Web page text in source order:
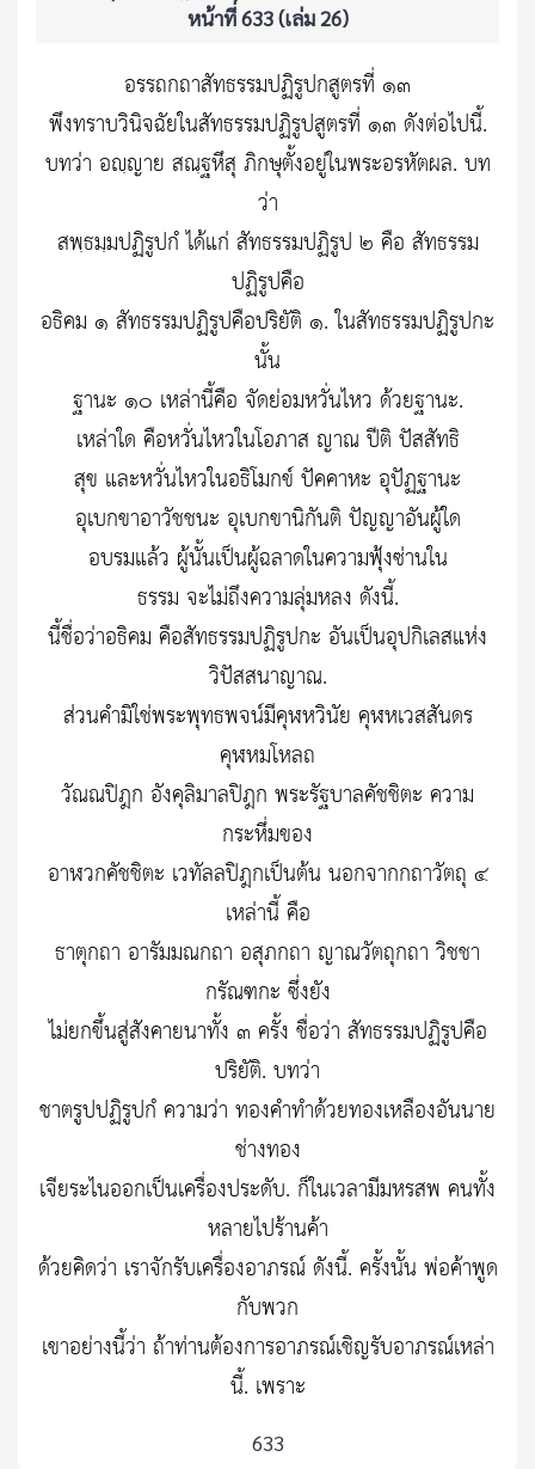
หน้าที่ 633 (เล่ม 26)
อรรถกถาสัทธรรมปฏิรูปกสูตรที่ ๑๓
พึงทราบวินิจฉัยในสัทธรรมปฏิรูปสูตรที่ ๑๓ ดังต่อไปนี้.
บทว่า อญฺญาย สณฺฐหึสุ ภิกษุตั้งอยู่ในพระอรหัตผล. บท
ว่า
สพฺธมฺมปฏิรูปกํ ได้แก่ สัทธรรมปฏิรูป ๒ คือ สัทธรรม
ปฏิรูปคือ
อธิคม ๑ สัทธรรมปฏิรูปคือปริยัติ ๑. ในสัทธรรมปฏิรูปกะ
นั้น
ฐานะ ๑๐ เหล่านี้คือ จัดย่อมหวั่นไหว ด้วยฐานะ.
เหล่าใด คือหวั่นไหวในโอภาส ญาณ ปีติ ปัสสัทธิ
สุข และหวั่นไหวในอธิโมกข์ ปัคคาหะ อุปัฏฐานะ
อุเบกขาอาวัชชนะ อุเบกขานิกันติ ปัญญาอันผู้ใด
อบรมแล้ว ผู้นั้นเป็นผู้ฉลาดในความฟุ้งซ่านใน
ธรรม จะไม่ถึงความลุ่มหลง ดังนี้.
นี้ชื่อว่าอธิคม คือสัทธรรมปฏิรูปกะ อันเป็นอุปกิเลสแห่ง
วิปัสสนาญาณ.
ส่วนคำมิใช่พระพุทธพจน์มีคุฬหวินัย คุฬหเวสสันดร
คุฬหมโหลถ
วัณณปิฎก อังคุลิมาลปิฎก พระรัฐบาลคัชชิตะ ความ
กระหึ่มของ
อาฬวกคัชชิตะ เวทัลลปิฎกเป็นต้น นอกจากกถาวัตถุ ๔
เหล่านี้ คือ
ธาตุกถา อารัมมณกถา อสุภกถา ญาณวัตถุกถา วิชชา
กรัณฑกะ ซึ่งยัง
ไม่ยกขึ้นสู่สังคายนาทั้ง ๓ ครั้ง ชื่อว่า สัทธรรมปฏิรูปคือ
ปริยัติ. บทว่า
ชาตรูปปฏิรูปกํ ความว่า ทองคำทำด้วยทองเหลืองอันนาย
ช่างทอง
เจียระไนออกเป็นเครื่องประดับ. ก็ในเวลามีมหรสพ คนทั้ง
หลายไปร้านค้า
ด้วยคิดว่า เราจักรับเครื่องอาภรณ์ ดังนี้. ครั้งนั้น พ่อค้าพูด
กับพวก
เขาอย่างนี้ว่า ถ้าท่านต้องการอาภรณ์เชิญรับอาภรณ์เหล่า
นี้. เพราะ
633